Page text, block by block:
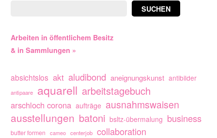
SUCHEN
Arbeiten in öffentlichem Besitz
& in Sammlungen »
absichtslos akt aludibond aneignungskunst antibilder
antipaare aquarell arbeitstagebuch
arschloch corona aufträge ausnahmswaisen
ausstellungen batoni bsltz-übermalung business
butter formen cameo centerjob collaboration